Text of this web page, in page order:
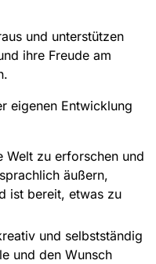
und unterstützen
ihre Freude am
eigenen Entwicklung
Welt zu erforschen und
äußern,
ist bereit, etwas zu
und selbstständig
und den Wunsch